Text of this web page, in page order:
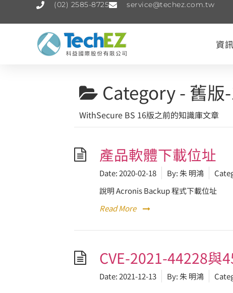
(02) 2585-8725 service@techez.com.tw
資
Category - 舊版
WithSecure BS 16版之前的知識庫文章
產品軟體下載位址
Date:2020-02-18 By: 朱 明鴻
說明 Acronis Backup 程式下載位址
Read More
CVE-2021-44228與
Date:2021-12-13 By: 朱 明鴻